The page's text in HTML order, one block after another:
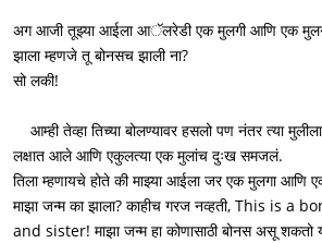
अग आजी तूझ्या आईला आॅलरेडी एक मुलगी आणि एक
झाला म्हणजे तू बोनसच झाली ना?
सो लकी!
लक्षात आले आणि एकुलत्या एक मुलांच दुःख समजलं.
तिला म्हणायचे होते की माझ्या आईला जर एक मुलगा
माझा जन्म का झाला? काहीच गरज नव्हती, This is
and sister! माझा जन्म हा कोणासाठी बोनस असू शकतो या